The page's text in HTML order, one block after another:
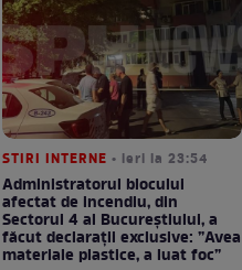
STIRI INTERNE • ieri la 23:54
Administratorul blocului
afectat de incendiu, din
Sectorul 4 al Bucureștiului, a
făcut declarații exclusive: ”Avea
materiale plastice, a luat foc”